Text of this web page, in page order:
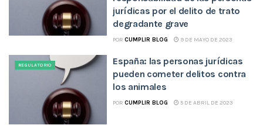
jurídicas por el delito de trato
degradante grave
POR CUMPLIR BLOG 9 DE MAYO DE 2023
REGULATORIO
España: las personas jurídicas
pueden cometer delitos contra
los animales
POR CUMPLIR BLOG 5 DE ABRIL DE 2023